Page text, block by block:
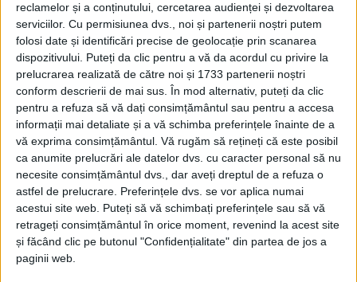
reclamelor și a conținutului, cercetarea audienței și dezvoltarea
serviciilor. Cu permisiunea dvs., noi și partenerii noștri putem
folosi date și identificări precise de geolocație prin scanarea
dispozitivului. Puteți da clic pentru a vă da acordul cu privire la
prelucrarea realizată de către noi și 1733 partenerii noștri
conform descrierii de mai sus. În mod alternativ, puteți da clic
pentru a refuza să vă dați consimțământul sau pentru a accesa
informații mai detaliate și a vă schimba preferințele înainte de a
vă exprima consimțământul. Vă rugăm să rețineți că este posibil
ca anumite prelucrări ale datelor dvs. cu caracter personal să nu
necesite consimțământul dvs., dar aveți dreptul de a refuza o
astfel de prelucrare. Preferințele dvs. se vor aplica numai
acestui site web. Puteți să vă schimbați preferințele sau să vă
retrageți consimțământul în orice moment, revenind la acest site
și făcând clic pe butonul "Confidențialitate" din partea de jos a
paginii web.
COMUNICAT DE PRESĂ MARAND
DESIGN & PRINT HOUSE SHOP
20 MARTIE 2026, 11:15 AM 1 MINUT DE CITIRE